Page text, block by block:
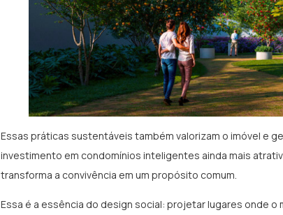
Essas práticas sustentáveis também valorizam o imóvel e
investimento em condomínios inteligentes ainda mais
transforma a convivência em um propósito comum.
Essa é a essência do design social: projetar lugares onde o